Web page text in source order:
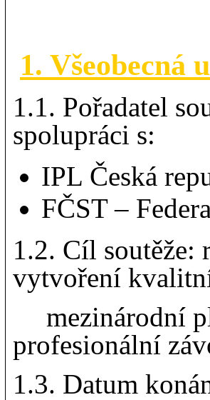
1. Všeobecná
1.1. Pořadatel
spolupráci s:
IPL Česká
FČST –
1.2. Cíl soutěže:
vytvoření
mezinárodní
profesionální
1.3. Datum